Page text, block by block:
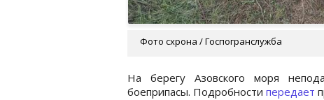
Фото схрона / Госпогранслужба
На берегу Азовского моря
боеприпасы. Подробности передает